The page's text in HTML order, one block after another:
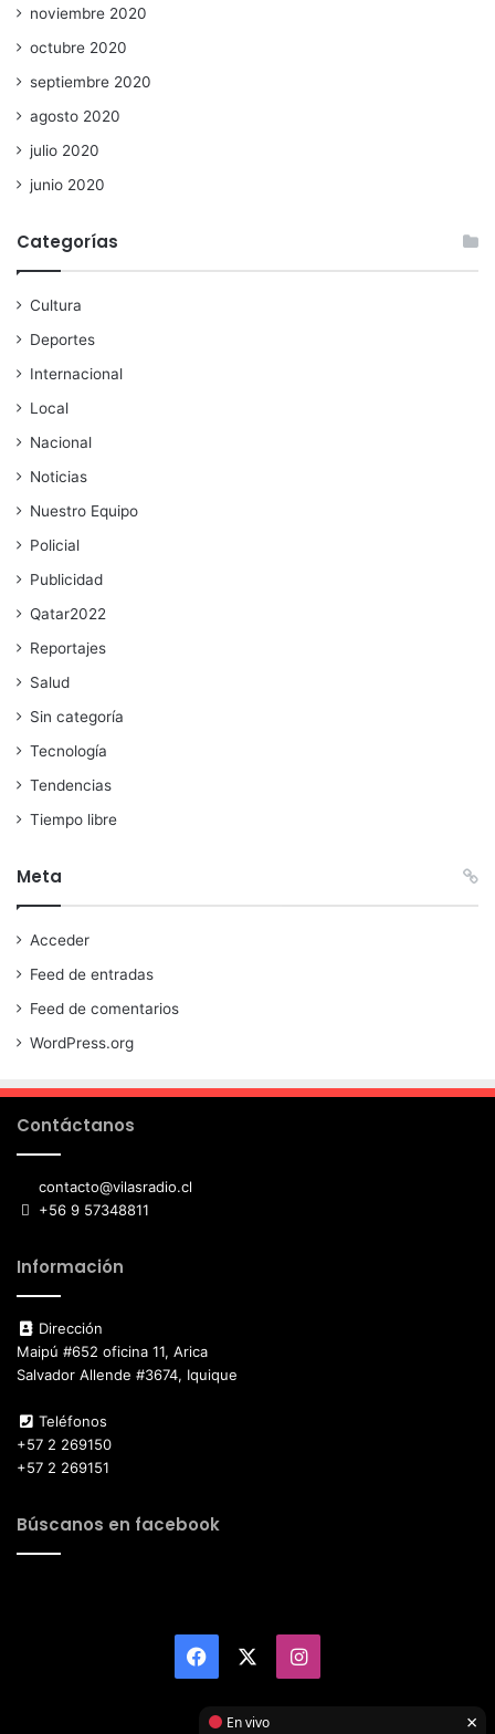
noviembre 2020
octubre 2020
septiembre 2020
agosto 2020
julio 2020
junio 2020
Categorías
Cultura
Deportes
Internacional
Local
Nacional
Noticias
Nuestro Equipo
Policial
Publicidad
Qatar2022
Reportajes
Salud
Sin categoría
Tecnología
Tendencias
Tiempo libre
Meta
Acceder
Feed de entradas
Feed de comentarios
WordPress.org
Contáctanos
contacto@vilasradio.cl
+56 9 57348811
Información
Dirección
Maipú #652 oficina 11, Arica
Salvador Allende #3674, Iquique
Teléfonos
+57 2 269150
+57 2 269151
Búscanos en facebook
Facebook Instagram
En vivo ×